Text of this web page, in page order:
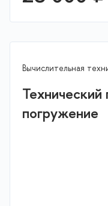
Вычислительная
погружение